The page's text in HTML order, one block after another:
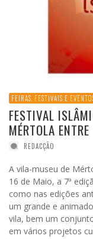
FEIRAS, FESTIVAIS E
FESTIVAL
MÉRTOLA
REDACÇÃO
A vila-museu de
16 de Maio, a 7ª
como nas edições
um grande e
vila, bem um
em vários projetos